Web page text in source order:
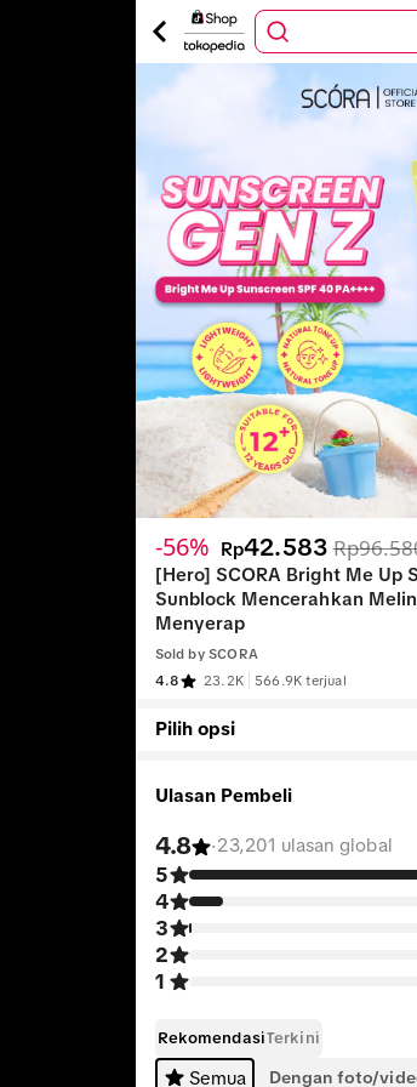
-56% Rp42.583
[Hero] SCORA Bright Me Up
Sunblock Mencerahkan
Menyerap
Sold bySCORA
4.8
23.2K 566.9K terjual
Pilih opsi
Ulasan Pembeli
4.8 ·23,201 ulasan global
5
4
3
2
1
RekomendasiTerkini
Semua
Dengan foto/